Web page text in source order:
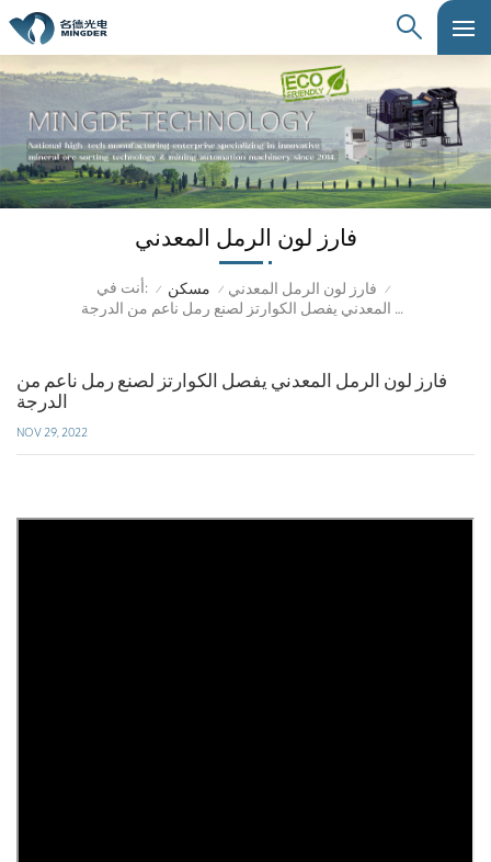
فارز لون الرمل المعدني
أنت في: / مسكن / فارز لون الرمل المعدني /
فارز لون الرمل المعدني يفصل الكوارتز لصنع رمل ناعم من الدرجة
فارز لون الرمل المعدني يفصل الكوارتز لصنع رمل ناعم من
الدرجة
NOV 29, 2022